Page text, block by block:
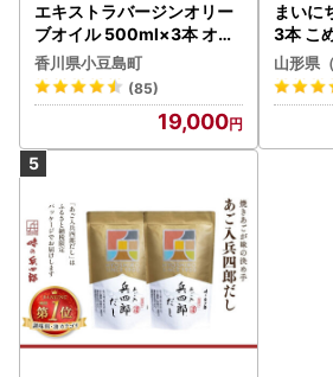
エキストラバージンオリー
ブオイル 500ml×3本 オリ
ーブオイル 食用油
香川県小豆島町
(85)
19,000
まいに
3本 こ
揚げ物
県 食用油 食用オイル 調理
油 油
山形県